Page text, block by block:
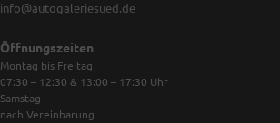
info@autogaleriesued.de
Öffnungszeiten
Montag bis Freitag
07:30 – 12:30 & 13:00 – 17:30 Uhr
Samstag
nach Vereinbarung